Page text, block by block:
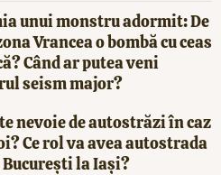
unui monstru adormit: De
Vrancea o bombă cu ceas
Când ar putea veni
seism major?
nevoie de autostrăzi în caz
Ce rol va avea autostrada
București la Iași?